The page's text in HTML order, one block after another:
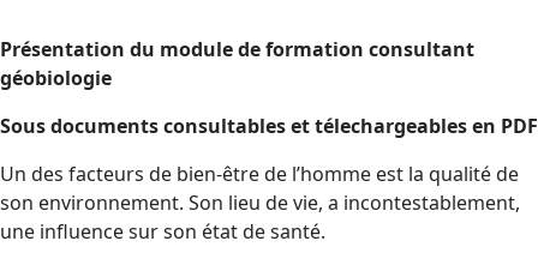
Présentation du module de formation consultant
géobiologie
Sous documents consultables et télechargeables en PDF
Un des facteurs de bien-être de l’homme est la qualité de
son environnement. Son lieu de vie, a incontestablement,
une influence sur son état de santé.